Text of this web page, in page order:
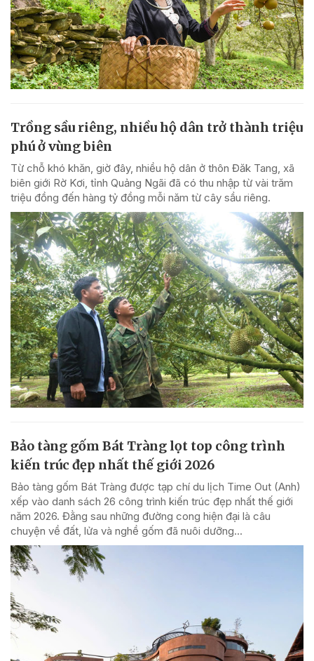
Trồng sầu riêng, nhiều hộ dân trở thành triệu
phú ở vùng biên
Từ chỗ khó khăn, giờ đây, nhiều hộ dân ở thôn Đăk Tang, xã
biên giới Rờ Kơi, tỉnh Quảng Ngãi đã có thu nhập từ vài trăm
triệu đồng đến hàng tỷ đồng mỗi năm từ cây sầu riêng.
Bảo tàng gốm Bát Tràng lọt top công trình
kiến trúc đẹp nhất thế giới 2026
Bảo tàng gốm Bát Tràng được tạp chí du lịch Time Out (Anh)
xếp vào danh sách 26 công trình kiến trúc đẹp nhất thế giới
năm 2026. Đằng sau những đường cong hiện đại là câu
chuyện về đất, lửa và nghề gốm đã nuôi dưỡng...